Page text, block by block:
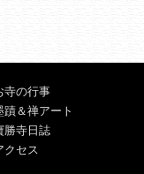
寺の行事
蹟＆禅アート
勝寺日誌
クセス